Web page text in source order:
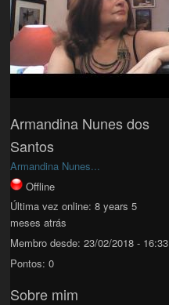
Armandina Nunes dos
Santos
Armandina Nunes...
Offline
Última vez online: 8 years 5
meses atrás
Membro desde: 23/02/2018 - 16:33
Pontos: 0
Sobre mim